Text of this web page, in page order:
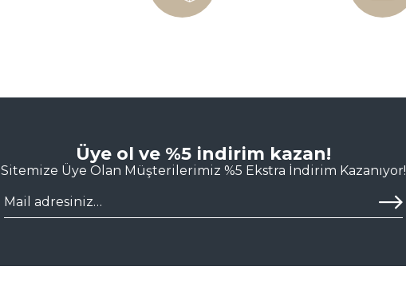
Üye ol ve %5 indirim kazan!
Sitemize Üye Olan Müşterilerimiz %5 Ekstra İndirim Kazanıyor!